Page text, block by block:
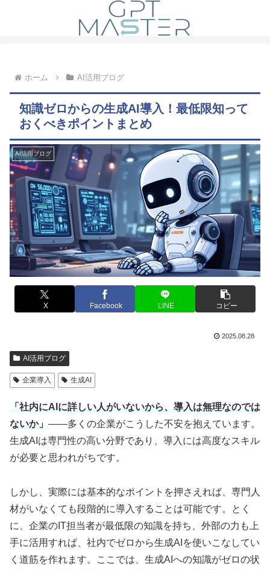
ホーム AI活用ブログ
知識ゼロからの生成AI導入！最低限知って
おくべきポイントまとめ
AI活用ブログ
X Facebook LINE コピー
2025.08.28
AI活用ブログ
企業導入 生成AI
「社内にAIに詳しい人がいないから、導入は無理なのでは
ないか」 ――多くの企業がこうした不安を抱えています。
生成AIは専門性の高い分野であり、導入には高度なスキル
が必要と思われがちです。
しかし、実際には基本的なポイントを押さえれば、専門人
材がいなくても段階的に導入することは可能です。とく
に、企業のIT担当者が最低限の知識を持ち、外部の力も上
手に活用すれば、社内でゼロから生成AIを使いこなしてい
く道筋を作れます。ここでは、生成AIへの知識がゼロの状